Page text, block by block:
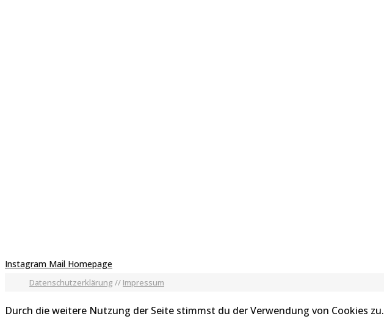
Instagram Mail Homepage
Datenschutzerklärung // Impressum
Durch die weitere Nutzung der Seite stimmst du der Verwendung von Cookies zu.